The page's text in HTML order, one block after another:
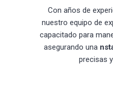
Con años de
nuestro equipo de
capacitado para
asegurando una
precisas